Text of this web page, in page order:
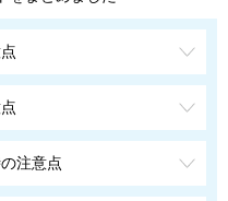
注意点